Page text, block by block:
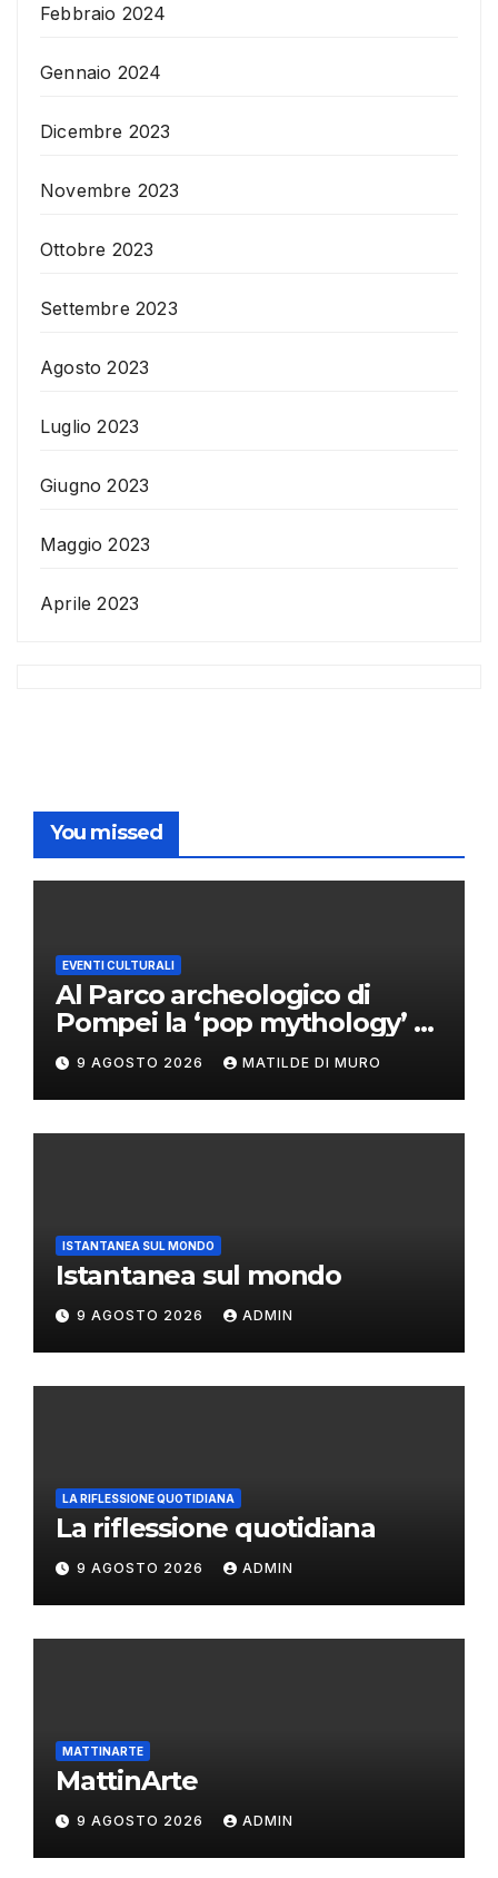
Febbraio 2024
Gennaio 2024
Dicembre 2023
Novembre 2023
Ottobre 2023
Settembre 2023
Agosto 2023
Luglio 2023
Giugno 2023
Maggio 2023
Aprile 2023
You missed
EVENTI CULTURALI
Al Parco archeologico di
Pompei la ‘pop mythology’ di
Philip Colbert
9 AGOSTO 2026 MATILDE DI MURO
ISTANTANEA SUL MONDO
Istantanea sul mondo
9 AGOSTO 2026 ADMIN
LA RIFLESSIONE QUOTIDIANA
La riflessione quotidiana
9 AGOSTO 2026 ADMIN
MATTINARTE
MattinArte
9 AGOSTO 2026 ADMIN